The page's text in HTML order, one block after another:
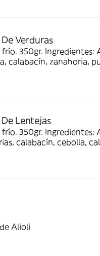
Verduras
frío. 350gr. Ingredientes:
calabacín, zanahoria,
Lentejas
frío. 350gr. Ingredientes:
calabacín, cebolla,
Alioli